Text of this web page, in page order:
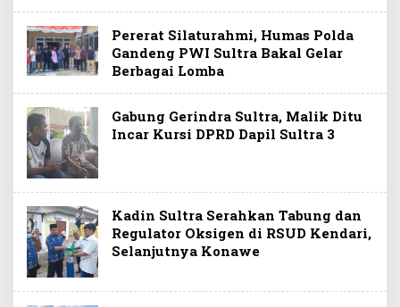
Pererat Silaturahmi, Humas Polda
Gandeng PWI Sultra Bakal Gelar
Berbagai Lomba
Gabung Gerindra Sultra, Malik Ditu
Incar Kursi DPRD Dapil Sultra 3
Kadin Sultra Serahkan Tabung dan
Regulator Oksigen di RSUD Kendari,
Selanjutnya Konawe